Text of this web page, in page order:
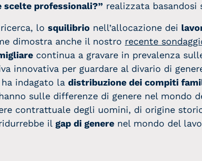
scelte professionali?” realizzata basandosi
lo squilibrio nell’allocazione dei
dimostra anche il nostro recente
continua a gravare in prevalenza
innovativa per guardare al divario di
indagato la distribuzione dei compiti
sulle differenze di genere nel mondo
contrattuale degli uomini, di origine
il gap di genere nel mondo del